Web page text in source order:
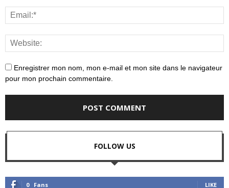
Enregistrer mon nom, mon e-mail et mon site dans le navigateur
pour mon prochain commentaire.
FOLLOW US
0 Fans LIKE